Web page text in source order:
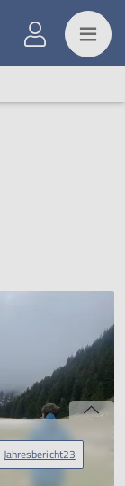
Jahresbericht23